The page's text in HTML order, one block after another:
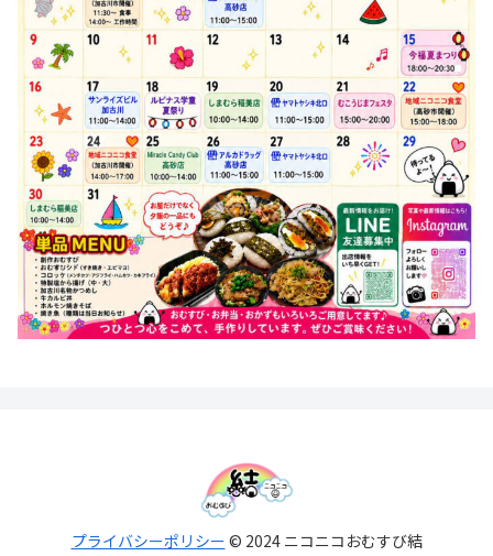
プライバシーポリシー © 2024 ニコニコおむすび結